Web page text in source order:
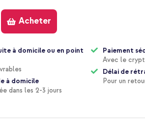
Acheter
à domicile ou en point
à domicile
dans les 2-3 jours
Paiement
Avec le
Délai de
Pour un